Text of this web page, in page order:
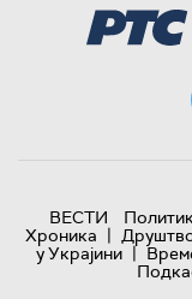
ВЕСТИ
Хроника |
у Украјини |